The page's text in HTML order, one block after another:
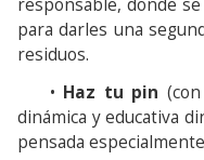
responsable, donde
para darles una
residuos.
• Haz tu pin (con
dinámica y educativa
pensada